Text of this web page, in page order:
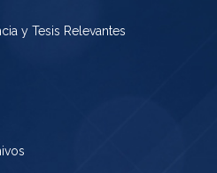
y Tesis Relevantes